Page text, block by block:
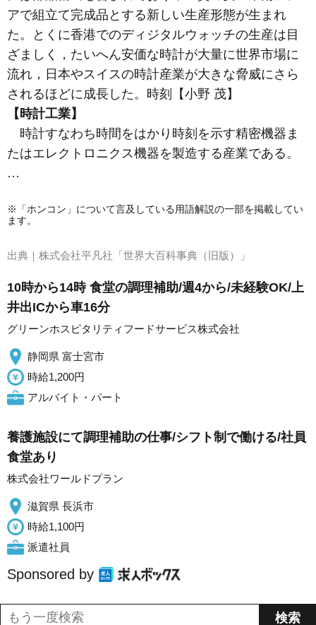
アで組立て完成品とする新しい生産形態が生まれ
た。とくに香港でのディジタルウォッチの生産は目
ざましく，たいへん安価な時計が大量に世界市場に
流れ，日本やスイスの時計産業が大きな脅威にさら
されるほどに成長した。 時刻
【小野 茂】
【時計工業】
時計すなわち時間をはかり時刻を示す精密機器ま
たはエレクトロニクス機器を製造する産業である。
…
※「ホンコン」について言及している用語解説の一部を掲載してい
ます。
出典｜ 株式会社平凡社「世界大百科事典（旧版）」
10時から14時 食堂の調理補助/週4から/未経験OK/上
井出ICから車16分
グリーンホスピタリティフードサービス株式会社
静岡県 富士宮市
時給1,200円
アルバイト・パート
養護施設にて調理補助の仕事/シフト制で働ける/社員
食堂あり
株式会社ワールドプラン
滋賀県 長浜市
時給1,100円
派遣社員
Sponsored by